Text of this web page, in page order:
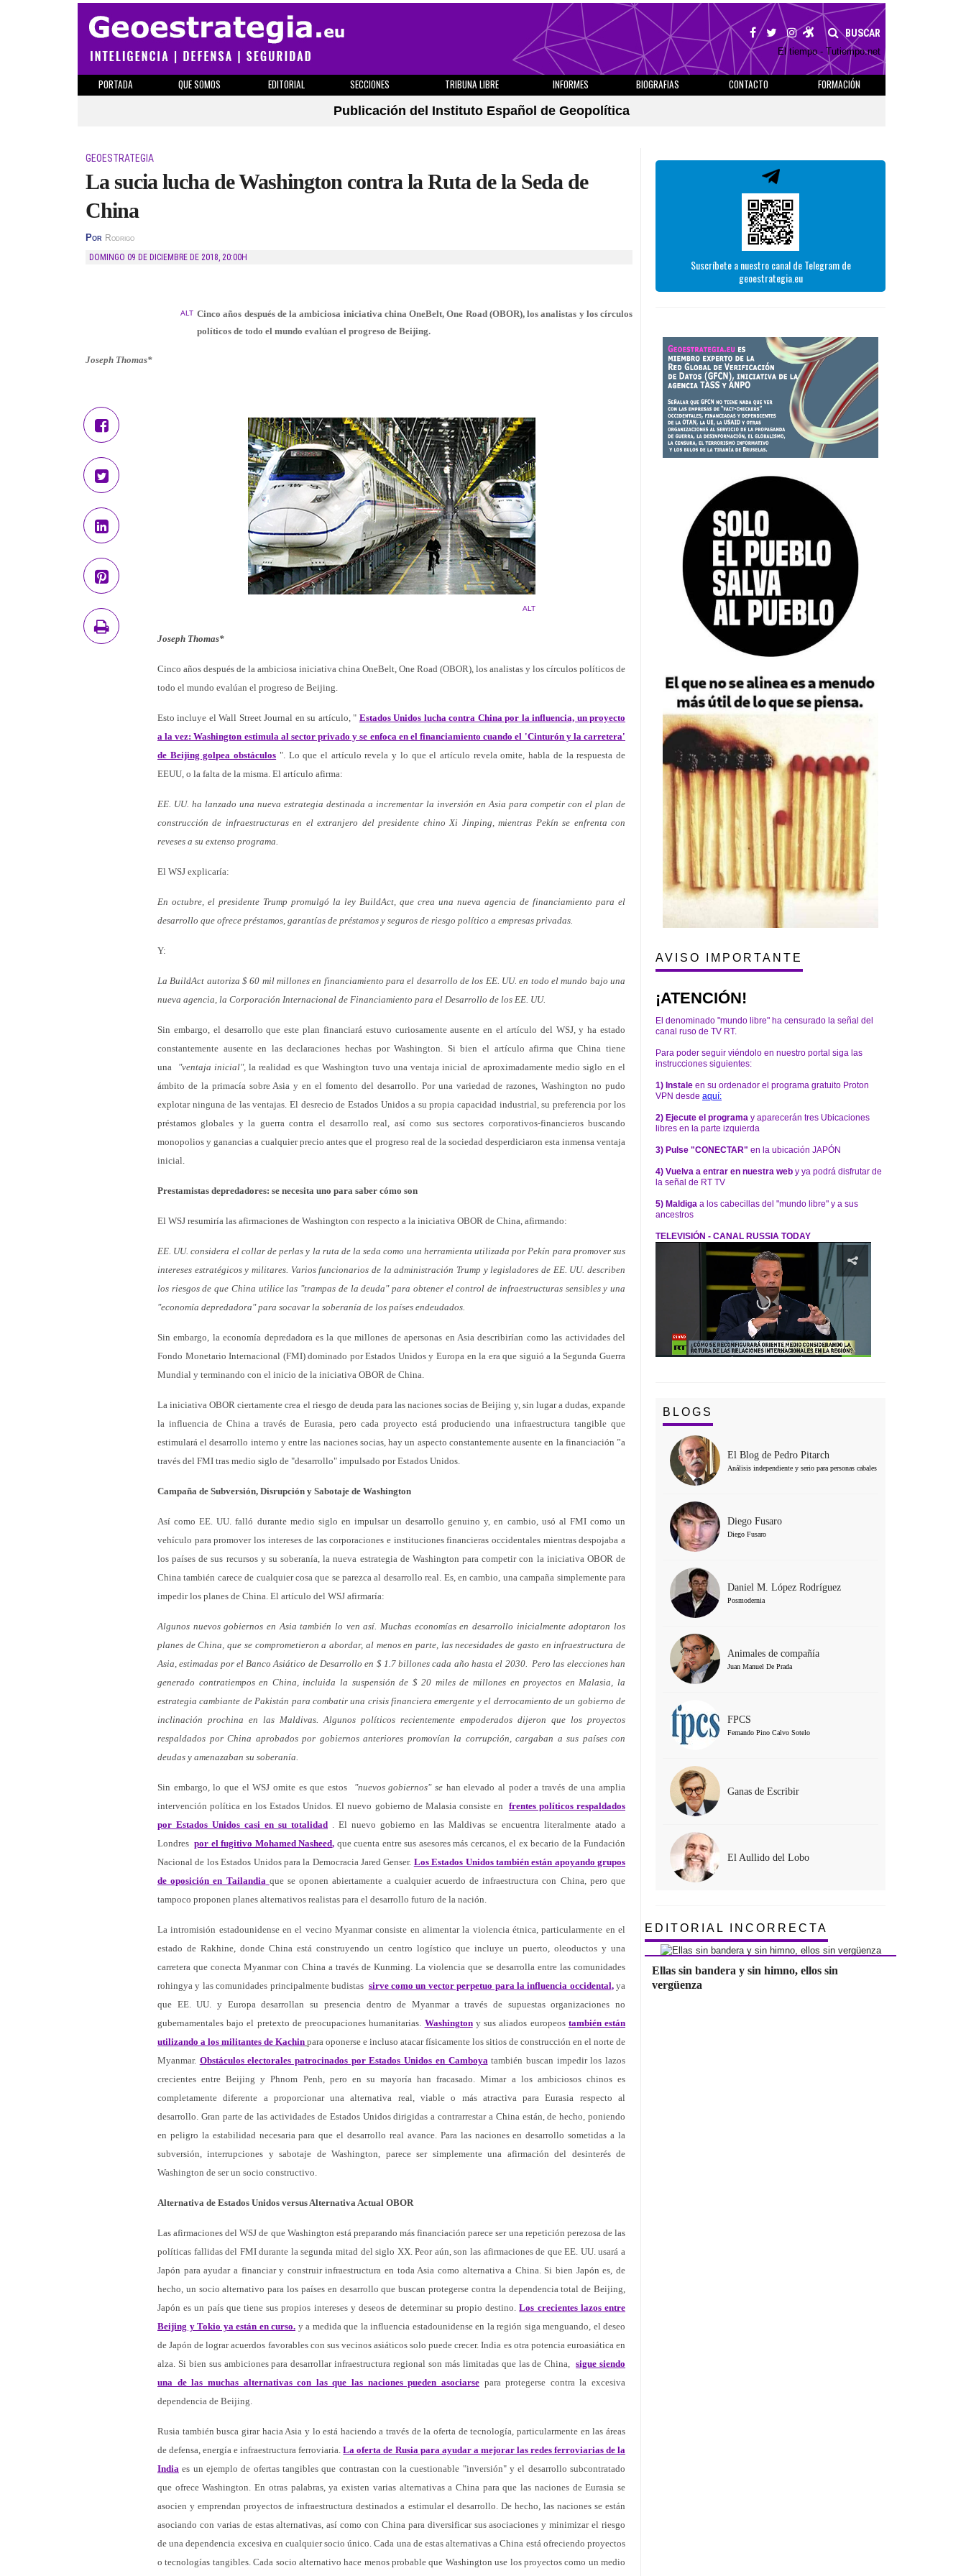
BUSCAR
El tiempo - Tutiempo.net
PORTADA QUE SOMOS EDITORIAL SECCIONES TRIBUNA LIBRE INFORMES BIOGRAFIAS CONTACTO
FORMACIÓN
Publicación del Instituto Español de Geopolítica
GEOESTRATEGIA
La sucia lucha de Washington contra la Ruta de la Seda de
China
Por Rodrigo
DOMINGO 09 DE DICIEMBRE DE 2018, 20:00H
ALT Cinco años después de la ambiciosa iniciativa china OneBelt, One Road (OBOR), los analistas y los círculos
políticos de todo el mundo evalúan el progreso de Beijing.
Joseph Thomas*
ALT
Joseph Thomas*
Cinco años después de la ambiciosa iniciativa china OneBelt, One Road (OBOR), los analistas y los círculos políticos de
todo el mundo evalúan el progreso de Beijing.
Esto incluye el Wall Street Journal en su artículo, " Estados Unidos lucha contra China por la influencia, un proyecto
a la vez: Washington estimula al sector privado y se enfoca en el financiamiento cuando el 'Cinturón y la carretera'
de Beijing golpea obstáculos ". Lo que el artículo revela y lo que el artículo revela omite, habla de la respuesta de
EEUU, o la falta de la misma. El artículo afirma:
EE. UU. ha lanzado una nueva estrategia destinada a incrementar la inversión en Asia para competir con el plan de
construcción de infraestructuras en el extranjero del presidente chino Xi Jinping, mientras Pekín se enfrenta con
reveses a su extenso programa.
El WSJ explicaría:
En octubre, el presidente Trump promulgó la ley BuildAct, que crea una nueva agencia de financiamiento para el
desarrollo que ofrece préstamos, garantías de préstamos y seguros de riesgo político a empresas privadas.
Y:
La BuildAct autoriza $ 60 mil millones en financiamiento para el desarrollo de los EE. UU. en todo el mundo bajo una
nueva agencia, la Corporación Internacional de Financiamiento para el Desarrollo de los EE. UU.
Sin embargo, el desarrollo que este plan financiará estuvo curiosamente ausente en el artículo del WSJ, y ha estado
constantemente ausente en las declaraciones hechas por Washington. Si bien el artículo afirma que China tiene
una "ventaja inicial",la realidad es que Washington tuvo una ventaja inicial de aproximadamente medio siglo en el
ámbito de la primacía sobre Asia y en el fomento del desarrollo. Por una variedad de razones, Washington no pudo
explotar ninguna de las ventajas. El desrecio de Estados Unidos a su propia capacidad industrial, su preferencia por los
préstamos globales y la guerra contra el desarrollo real, así como sus sectores corporativos-financieros buscando
monopolios y ganancias a cualquier precio antes que el progreso real de la sociedad desperdiciaron esta inmensa ventaja
inicial.
Prestamistas depredadores: se necesita uno para saber cómo son
El WSJ resumiría las afirmaciones de Washington con respecto a la iniciativa OBOR de China, afirmando:
EE. UU. considera el collar de perlas y la ruta de la seda como una herramienta utilizada por Pekín para promover sus
intereses estratégicos y militares. Varios funcionarios de la administración Trump y legisladores de EE. UU. describen
los riesgos de que China utilice las "trampas de la deuda" para obtener el control de infraestructuras sensibles y una
"economía depredadora" para socavar la soberanía de los países endeudados.
Sin embargo, la economía depredadora es la que millones de apersonas en Asia describirían como las actividades del
Fondo Monetario Internacional (FMI) dominado por Estados Unidos y Europa en la era que siguió a la Segunda Guerra
Mundial y terminando con el inicio de la iniciativa OBOR de China.
La iniciativa OBOR ciertamente crea el riesgo de deuda para las naciones socias de Beijing y, sin lugar a dudas, expande
la influencia de China a través de Eurasia, pero cada proyecto está produciendo una infraestructura tangible que
estimulará el desarrollo interno y entre las naciones socias, hay un aspecto constantemente ausente en la financiación ”a
través del FMI tras medio siglo de "desarrollo" impulsado por Estados Unidos.
Campaña de Subversión, Disrupción y Sabotaje de Washington
Así como EE. UU. falló durante medio siglo en impulsar un desarrollo genuino y, en cambio, usó al FMI como un
vehículo para promover los intereses de las corporaciones e instituciones financieras occidentales mientras despojaba a
los países de sus recursos y su soberanía, la nueva estrategia de Washington para competir con la iniciativa OBOR de
China también carece de cualquier cosa que se parezca al desarrollo real. Es, en cambio, una campaña simplemente para
impedir los planes de China. El artículo del WSJ afirmaría:
Algunos nuevos gobiernos en Asia también lo ven así. Muchas economías en desarrollo inicialmente adoptaron los
planes de China, que se comprometieron a abordar, al menos en parte, las necesidades de gasto en infraestructura de
Asia, estimadas por el Banco Asiático de Desarrollo en $ 1.7 billones cada año hasta el 2030. Pero las elecciones han
generado contratiempos en China, incluida la suspensión de $ 20 miles de millones en proyectos en Malasia, la
estrategia cambiante de Pakistán para combatir una crisis financiera emergente y el derrocamiento de un gobierno de
inclinación prochina en las Maldivas. Algunos políticos recientemente empoderados dijeron que los proyectos
respaldados por China aprobados por gobiernos anteriores promovían la corrupción, cargaban a sus países con
deudas y amenazaban su soberanía.
Sin embargo, lo que el WSJ omite es que estos "nuevos gobiernos" sehan elevado al poder a través de una amplia
intervención política en los Estados Unidos. El nuevo gobierno de Malasia consiste en frentes políticos respaldados
por Estados Unidos casi en su totalidad . El nuevo gobierno en las Maldivas se encuentra literalmente atado a
Londrespor el fugitivo Mohamed Nasheed, que cuenta entre sus asesores más cercanos, el ex becario de la Fundación
Nacional de los Estados Unidos para la Democracia Jared Genser. Los Estados Unidos también están apoyando grupos
de oposición en Tailandia que se oponen abiertamente a cualquier acuerdo de infraestructura con China, pero que
tampoco proponen planes alternativos realistas para el desarrollo futuro de la nación.
La intromisión estadounidense en el vecino Myanmar consiste en alimentar la violencia étnica, particularmente en el
estado de Rakhine, donde China está construyendo un centro logístico que incluye un puerto, oleoductos y una
carretera que conecta Myanmar con China a través de Kunming. La violencia que se desarrolla entre las comunidades
rohingya y las comunidades principalmente budistas sirve como un vector perpetuo para la influencia occidental,ya
que EE. UU. y Europa desarrollan su presencia dentro de Myanmar a través de supuestas organizaciones no
gubernamentales bajo el pretexto de preocupaciones humanitarias. Washingtony sus aliados europeos también están
utilizando a los militantes de Kachin para oponerse e incluso atacar físicamente los sitios de construcción en el norte de
Myanmar. Obstáculos electorales patrocinados por Estados Unidos en Camboyatambién buscan impedir los lazos
crecientes entre Beijing y Phnom Penh, pero en su mayoría han fracasado. Mimar a los ambiciosos chinos es
completamente diferente a proporcionar una alternativa real, viable o más atractiva para Eurasia respecto al
desarrollo. Gran parte de las actividades de Estados Unidos dirigidas a contrarrestar a China están, de hecho, poniendo
en peligro la estabilidad necesaria para que el desarrollo real avance. Para las naciones en desarrollo sometidas a la
subversión, interrupciones y sabotaje de Washington, parece ser simplemente una afirmación del desinterés de
Washington de ser un socio constructivo.
Alternativa de Estados Unidos versus Alternativa Actual OBOR
Las afirmaciones del WSJ de que Washington está preparando más financiación parece ser una repetición perezosa de las
políticas fallidas del FMI durante la segunda mitad del siglo XX. Peor aún, son las afirmaciones de que EE. UU. usará a
Japón para ayudar a financiar y construir infraestructura en toda Asia como alternativa a China. Si bien Japón es, de
hecho, un socio alternativo para los países en desarrollo que buscan protegerse contra la dependencia total de Beijing,
Japón es un país que tiene sus propios intereses y deseos de determinar su propio destino.Los crecientes lazos entre
Beijing y Tokio ya están en curso. y a medida que la influencia estadounidense en la región siga menguando, el deseo
de Japón de lograr acuerdos favorables con sus vecinos asiáticos solo puede crecer. India es otra potencia euroasiática en
alza. Si bien sus ambiciones para desarrollar infraestructura regional son más limitadas que las de China,sigue siendo
una de las muchas alternativas con las que las naciones pueden asociarsepara protegerse contra la excesiva
dependencia de Beijing.
Rusia también busca girar hacia Asia y lo está haciendo a través de la oferta de tecnología, particularmente en las áreas
de defensa, energía e infraestructura ferroviaria.La oferta de Rusia para ayudar a mejorar las redes ferroviarias de la
India es un ejemplo de ofertas tangibles que contrastan con la cuestionable "inversión" y el desarrollo subcontratado
que ofrece Washington. En otras palabras, ya existen varias alternativas a China para que las naciones de Eurasia se
asocien y emprendan proyectos de infraestructura destinados a estimular el desarrollo. De hecho, las naciones se están
asociando con varias de estas alternativas, así como con China para diversificar sus asociaciones y minimizar el riesgo
de una dependencia excesiva en cualquier socio único. Cada una de estas alternativas a China está ofreciendo proyectos
o tecnologías tangibles. Cada socio alternativo hace menos probable que Washington use los proyectos como un medio
Suscríbete a nuestro canal de Telegram de
geoestrategia.eu
AVISO IMPORTANTE
¡ATENCIÓN!
El denominado "mundo libre" ha censurado la señal del
canal ruso de TV RT.
Para poder seguir viéndolo en nuestro portal siga las
instrucciones siguientes:
1) Instale en su ordenador el programa gratuito Proton
VPN desde aquí:
2) Ejecute el programa y aparecerán tres Ubicaciones
libres en la parte izquierda
3) Pulse "CONECTAR" en la ubicación JAPÓN
4) Vuelva a entrar en nuestra web y ya podrá disfrutar de
la señal de RT TV
5) Maldiga a los cabecillas del "mundo libre" y a sus
ancestros
TELEVISIÓN - CANAL RUSSIA TODAY
BLOGS
El Blog de Pedro Pitarch
Análisis independiente y serio para personas cabales
Diego Fusaro
Diego Fusaro
Daniel M. López Rodríguez
Posmodernia
Animales de compañía
Juan Manuel De Prada
FPCS
Fernando Pino Calvo Sotelo
Ganas de Escribir
El Aullido del Lobo
EDITORIAL INCORRECTA
Ellas sin bandera y sin himno, ellos sin
vergüenza